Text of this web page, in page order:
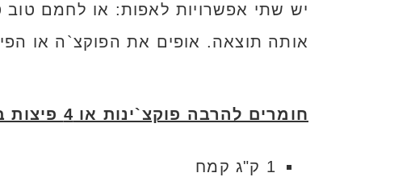
יש שתי אפשרויות לאפות: או לחמם
אותה תוצאה. אופים את הפוקצ`ה או
חומרים להרבה פוקצ`ינות או 4 פיצות בגודל של תבנית תנור סטנדרטית, תלוי בעובי הבצק שאוהבים
1 ק"ג קמח